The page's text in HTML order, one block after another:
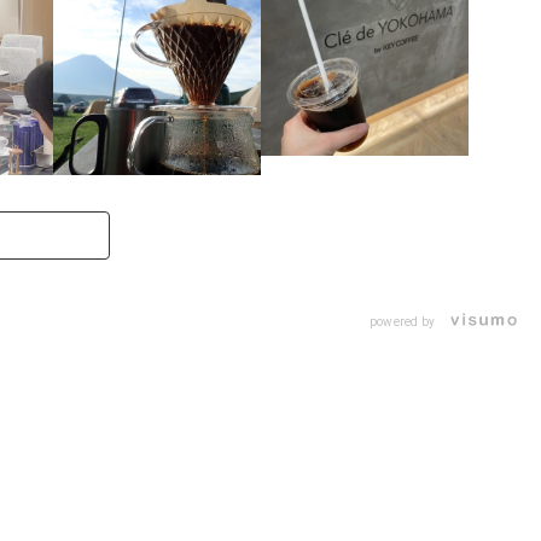
powered by